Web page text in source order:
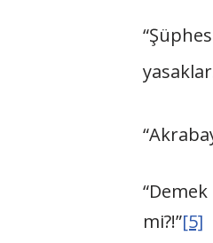
mi?!”[5]